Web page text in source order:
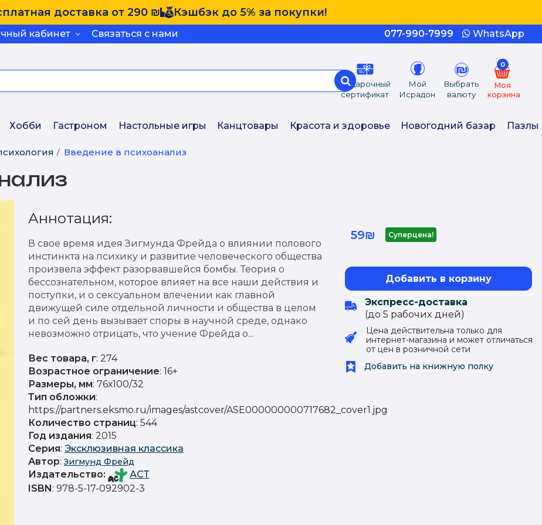
доставка от 290 ₪ Кэшбэк до 5% за покупки!
кабинет Связаться с нами 077-990-7999 WhatsApp
Подарочный
сертификат
Мой
Исрадон
Выбрать
валюту
0
Моя
корзина
Хобби Гастроном Настольные игры Канцтовары Красота и здоровье Новогодний базар Пазлы
Введение в психоанализ
Аннотация:
В свое время идея Зигмунда Фрейда о влиянии полового
инстинкта на психику и развитие человеческого общества
произвела эффект разорвавшейся бомбы. Теория о
бессознательном, которое влияет на все наши действия и
поступки, и о сексуальном влечении как главной
движущей силе отдельной личности и общества в целом
и по сей день вызывает споры в научной среде, однако
невозможно отрицать, что учение Фрейда о...
Вес товара, г: 274
Возрастное ограничение: 16+
Размеры, мм: 76х100/32
Тип обложки:
https://partners.eksmo.ru/images/astcover/ASE000000000717682_cover1.jpg
Количество страниц: 544
Год издания: 2015
Серия: Эксклюзивная классика
Автор:Зигмунд Фрейд
Издательство:
АСТ
ISBN: 978-5-17-092902-3
59₪ Суперцена!
Добавить в корзину
Экспресс-доставка
(до 5 рабочиx дней)
Цена действительна только для
интернет-магазина и может отличаться
от цен в розничной сети
Добавить на книжную полку